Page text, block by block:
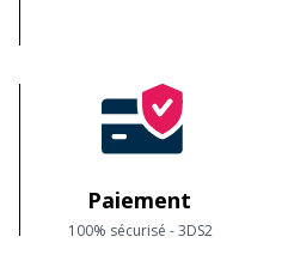
Paiement
100% sécurisé - 3DS2